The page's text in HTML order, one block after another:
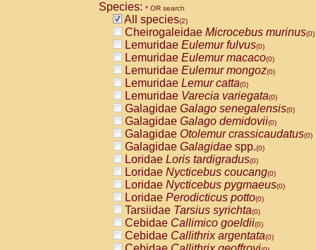
Species: * OR search
All species(2)
Cheirogaleidae Microcebus murinus(0)
Lemuridae Eulemur fulvus(0)
Lemuridae Eulemur macaco(0)
Lemuridae Eulemur mongoz(0)
Lemuridae Lemur catta(0)
Lemuridae Varecia variegata(0)
Galagidae Galago senegalensis(0)
Galagidae Galago demidovii(0)
Galagidae Otolemur crassicaudatus(0)
Galagidae Galagidae spp.(0)
Loridae Loris tardigradus(0)
Loridae Nycticebus coucang(0)
Loridae Nycticebus pygmaeus(0)
Loridae Perodicticus potto(0)
Tarsiidae Tarsius syrichta(0)
Cebidae Callimico goeldii(0)
Cebidae Callithrix argentata(0)